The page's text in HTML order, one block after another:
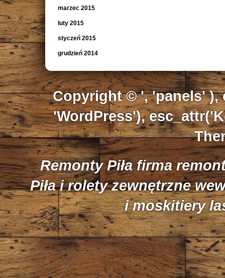
marzec 2015
luty 2015
styczeń 2015
grudzień 2014
Copyright © ', 'panels' ),
'WordPress'),
Remonty Piła firma
Piła i rolety zewnętrzne
i moskitiery